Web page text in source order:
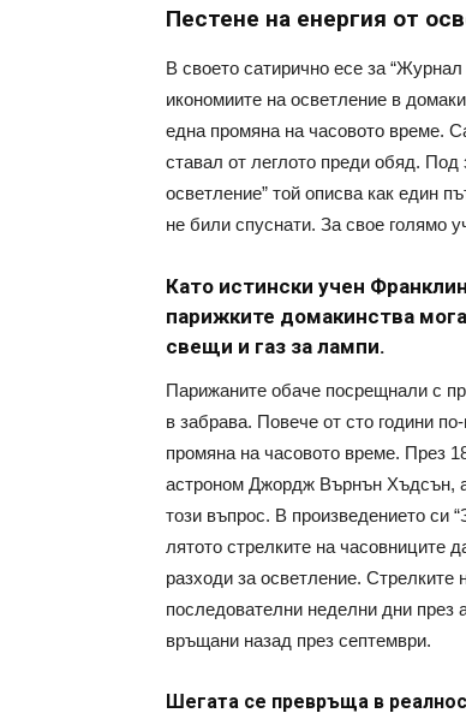
Пестене на енергия от
В своето сатирично есе за
икономиите на осветление в
една промяна на часовото време.
ставал от леглото преди обяд. Под
осветление” той описва как един
не били спуснати. За свое голямо
Като истински учен
парижките домакинства
свещи и газ за лампи.
Парижаните обаче посрещнали с
в забрава. Повече от сто години
промяна на часовото време. През
астроном Джордж Върнън Хъдсън,
този въпрос. В произведението си
лятото стрелките на часовниците
разходи за осветление.
последователни неделни дни
връщани назад през септември.
Шегата се превръща в